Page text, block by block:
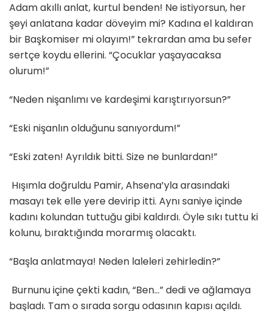
Adam akıllı anlat, kurtul benden! Ne istiyorsun, her
şeyi anlatana kadar döveyim mi? Kadına el kaldıran
bir Başkomiser mi olayım!” tekrardan ama bu sefer
sertçe koydu ellerini. “Çocuklar yaşayacaksa
olurum!”
“Neden nişanlımı ve kardeşimi karıştırıyorsun?”
“Eski nişanlın olduğunu sanıyordum!”
“Eski zaten! Ayrıldık bitti. Size ne bunlardan!”
Hışımla doğruldu Pamir, Ahsena’yla arasındaki
masayı tek elle yere devirip itti. Aynı saniye içinde
kadını kolundan tuttuğu gibi kaldırdı. Öyle sıkı tuttu ki
kolunu, bıraktığında morarmış olacaktı.
“Başla anlatmaya! Neden laleleri zehirledin?”
Burnunu içine çekti kadın, “Ben…” dedi ve ağlamaya
başladı. Tam o sırada sorgu odasının kapısı açıldı.